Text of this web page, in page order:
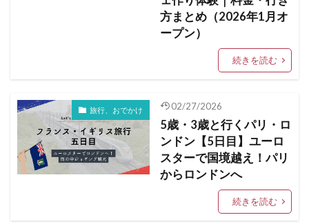
方まとめ（2026年1月オ
ープン）
続きを読む
旅行、おでかけ 02/27/2026
5歳・3歳と行くパリ・ロ
ンドン【5日目】ユーロ
スターで国境越え！パリ
からロンドンへ
続きを読む